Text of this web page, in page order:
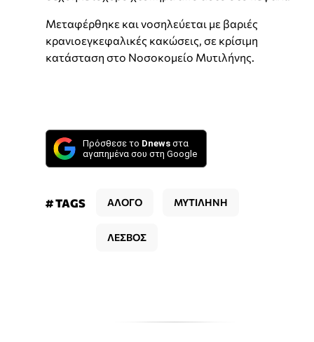
Μεταφέρθηκε και νοσηλεύεται με βαριές
κρανιοεγκεφαλικές κακώσεις, σε κρίσιμη
κατάσταση στο Νοσοκομείο Μυτιλήνης.
Πρόσθεσε το Dnews στα
αγαπημένα σου στη Google
# TAGS ΑΛΟΓΟ ΜΥΤΙΛΗΝΗ
ΛΕΣΒΟΣ